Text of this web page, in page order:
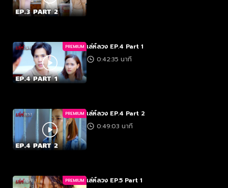
PREMIUM เล่ห์ลวง EP.4 Part 1
0:42:35 นาที
PREMIUM เล่ห์ลวง EP.4 Part 2
0:49:03 นาที
PREMIUM เล่ห์ลวง EP.5 Part 1